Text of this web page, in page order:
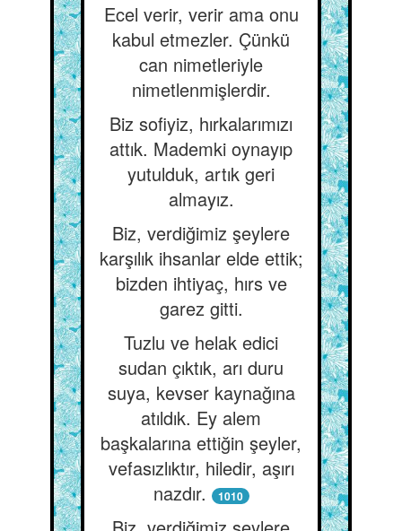
Ecel verir, verir ama onu
kabul etmezler. Çünkü
can nimetleriyle
nimetlenmişlerdir.
Biz sofiyiz, hırkalarımızı
attık. Mademki oynayıp
yutulduk, artık geri
almayız.
Biz, verdiğimiz şeylere
karşılık ihsanlar elde ettik;
bizden ihtiyaç, hırs ve
garez gitti.
Tuzlu ve helak edici
sudan çıktık, arı duru
suya, kevser kaynağına
atıldık. Ey alem
başkalarına ettiğin şeyler,
vefasızlıktır, hiledir, aşırı
nazdır.
1010